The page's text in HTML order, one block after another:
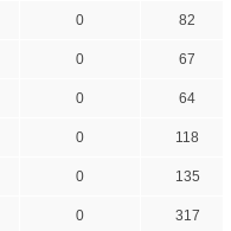
0
82
0
67
0
64
0
118
0
135
0
317